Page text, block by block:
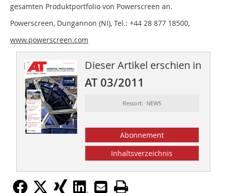
gesamten Produktportfolio von Power­screen an.
Powerscreen, Dungannon (NI), Tel.: +44 28 877 18500,
www.powerscreen.com
Dieser Artikel erschien in
AT 03/2011
Ressort: NEWS
Abonnement
Inhaltsverzeichnis